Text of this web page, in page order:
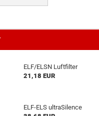
ELF/ELSN Luftfilter
21,18 EUR
ELF-ELS ultraSilence